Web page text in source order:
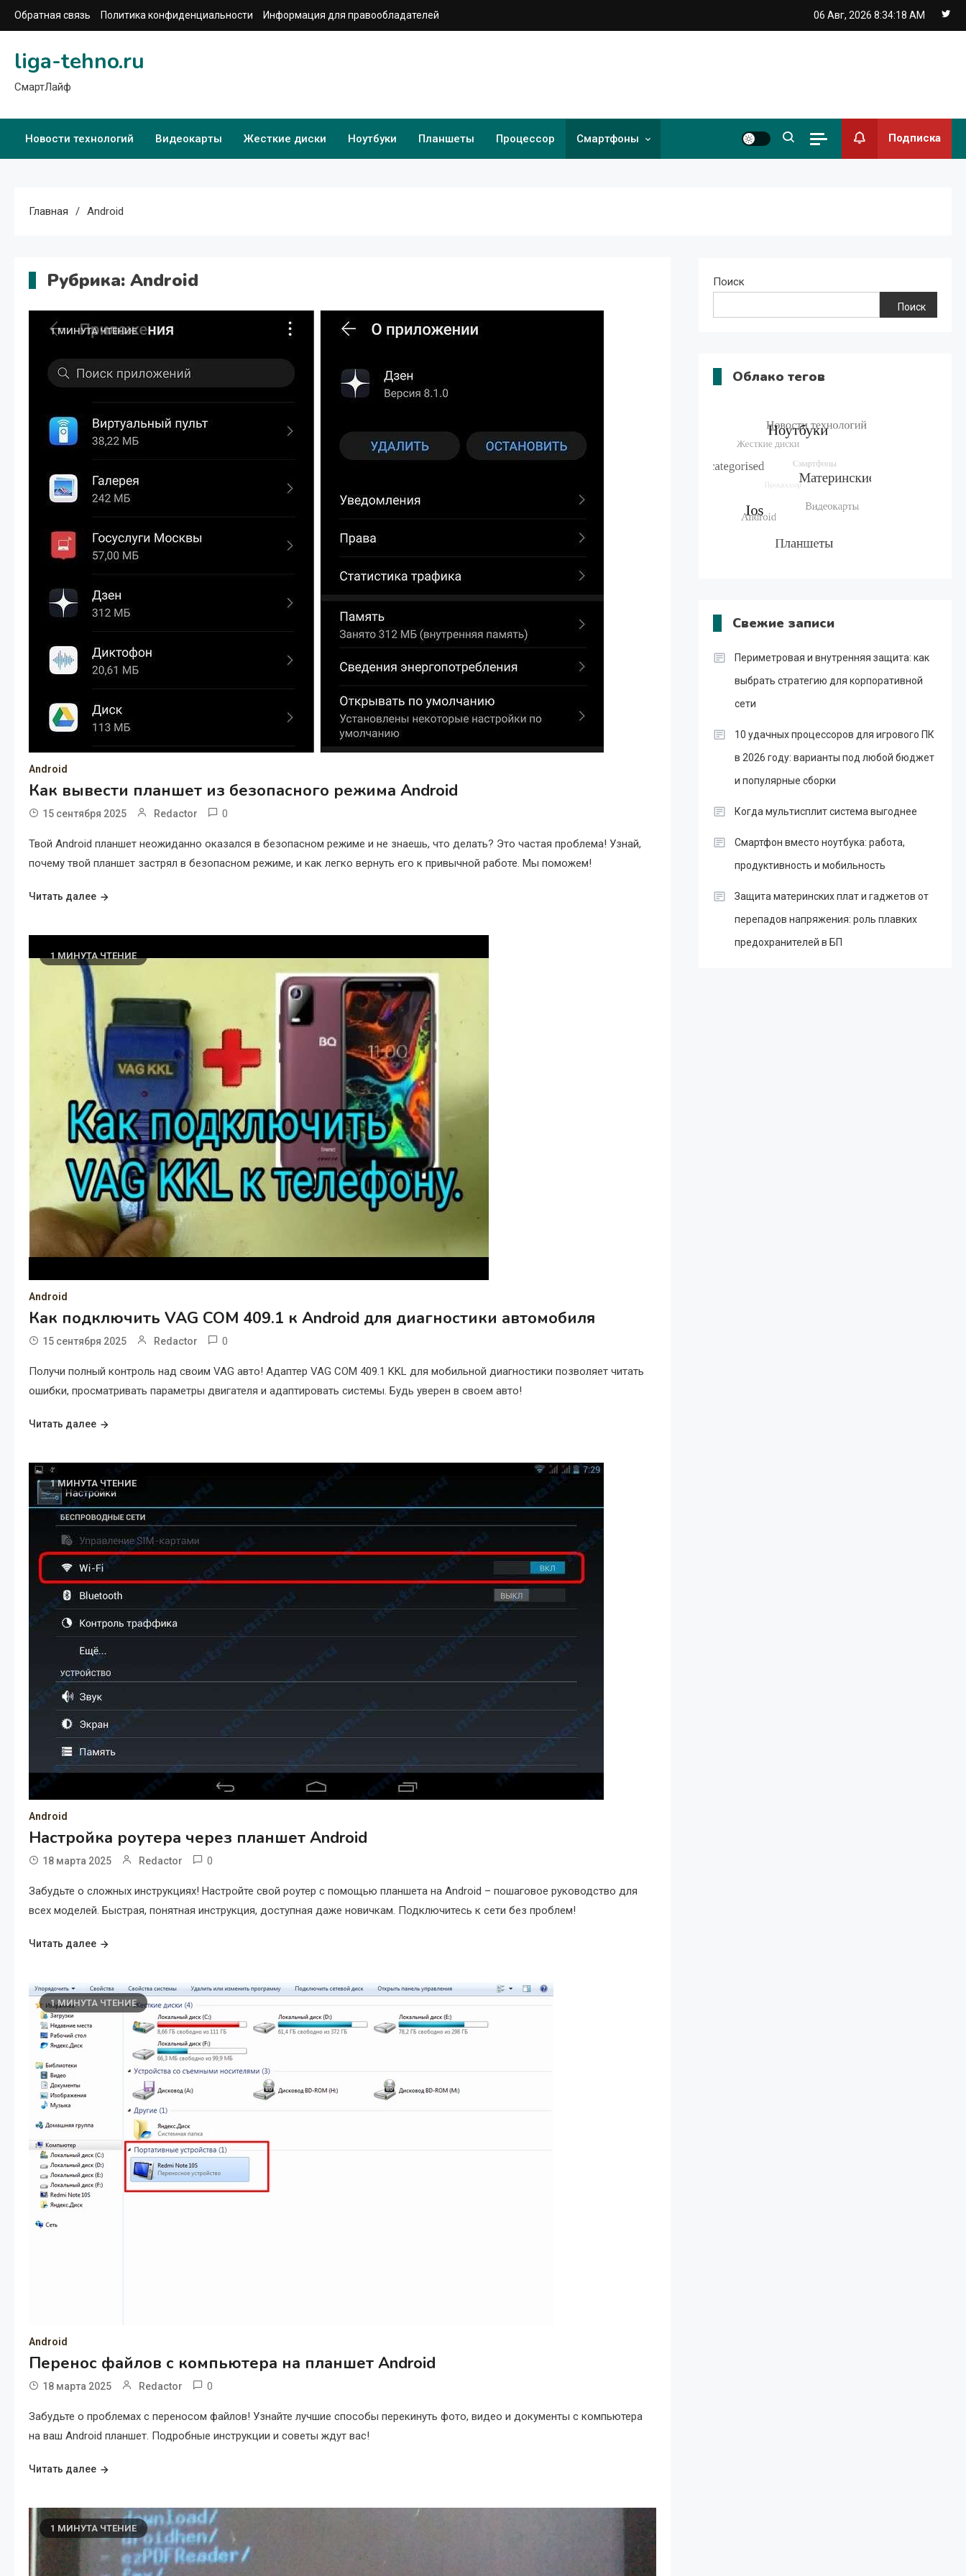
Перейти
к
Обратная связь Политика конфиденциальности Информация для правообладателей 06 Авг, 2026 8:34:19 AM
liga-tehno.ru
СмартЛайф
Новости технологий Видеокарты Жесткие диски Ноутбуки Планшеты Процессор Смартфоны Подписка
Главная Android
Рубрика: Android
1 МИНУТА ЧТЕНИЕ
Android
Как вывести планшет из безопасного режима Android
15 сентября 2025 Redactor 0
Твой Android планшет неожиданно оказался в безопасном режиме и не знаешь, что делать? Это частая проблема! Узнай,
почему твой планшет застрял в безопасном режиме, и как легко вернуть его к привычной работе. Мы поможем!
Читать далее
1 МИНУТА ЧТЕНИЕ
Android
Как подключить VAG COM 409.1 к Android для диагностики автомобиля
15 сентября 2025 Redactor 0
Получи полный контроль над своим VAG авто! Адаптер VAG COM 409.1 KKL для мобильной диагностики позволяет читать
ошибки, просматривать параметры двигателя и адаптировать системы. Будь уверен в своем авто!
Читать далее
1 МИНУТА ЧТЕНИЕ
Android
Настройка роутера через планшет Android
18 марта 2025 Redactor 0
Забудьте о сложных инструкциях! Настройте свой роутер с помощью планшета на Android – пошаговое руководство для
всех моделей. Быстрая, понятная инструкция, доступная даже новичкам. Подключитесь к сети без проблем!
Читать далее
1 МИНУТА ЧТЕНИЕ
Android
Перенос файлов с компьютера на планшет Android
18 марта 2025 Redactor 0
Забудьте о проблемах с переносом файлов! Узнайте лучшие способы перекинуть фото, видео и документы с компьютера
на ваш Android планшет. Подробные инструкции и советы ждут вас!
Читать далее
1 МИНУТА ЧТЕНИЕ
Поиск
Поиск
Облако тегов
Свежие записи
Периметровая и внутренняя защита: как
выбрать стратегию для корпоративной
сети
10 удачных процессоров для игрового ПК
в 2026 году: варианты под любой бюджет
и популярные сборки
Когда мультисплит система выгоднее
Смартфон вместо ноутбука: работа,
продуктивность и мобильность
Защита материнских плат и гаджетов от
перепадов напряжения: роль плавких
предохранителей в БП